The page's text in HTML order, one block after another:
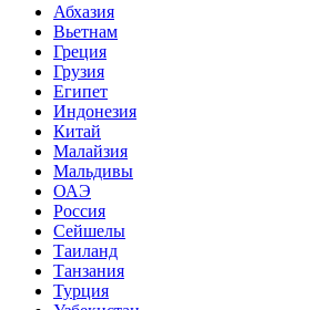
Абхазия
Вьетнам
Греция
Грузия
Египет
Индонезия
Китай
Малайзия
Мальдивы
ОАЭ
Россия
Сейшелы
Таиланд
Танзания
Турция